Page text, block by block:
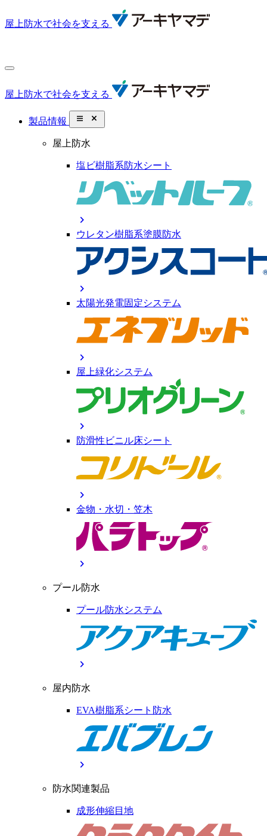
屋上防水で社会を支える
屋上防水で社会を支える
製品情報 close_small
屋上防水
塩ビ樹脂系防水シート
chevron_right
ウレタン樹脂系塗膜防水
chevron_right
太陽光発電固定システム
chevron_right
屋上緑化システム
chevron_right
防滑性ビニル床シート
chevron_right
金物・水切・笠木
chevron_right
プール防水
プール防水システム
chevron_right
屋内防水
EVA樹脂系シート防水
chevron_right
防水関連製品
成形伸縮目地